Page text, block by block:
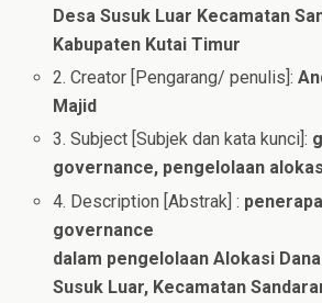
Desa Susuk Luar Kecamatan
Kabupaten Kutai Timur
2. Creator [Pengarang/ penulis]:
Majid
3. Subject [Subjek dan kata kunci]:
governance, pengelolaan
4. Description [Abstrak] :
governance
dalam pengelolaan Alokasi
Susuk Luar, Kecamatan